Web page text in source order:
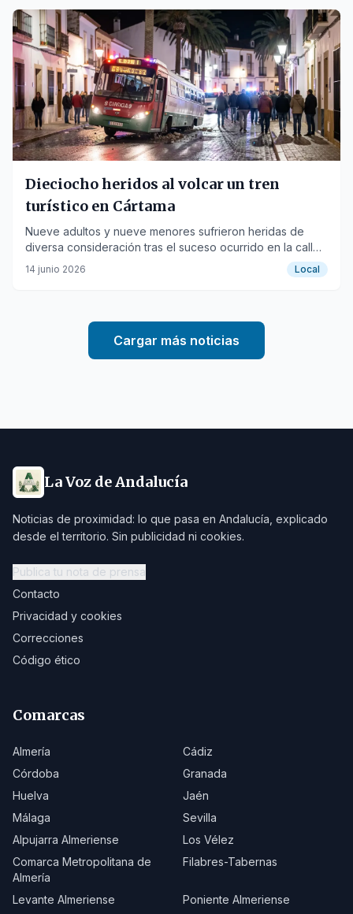
Dieciocho heridos al volcar un tren
turístico en Cártama
Nueve adultos y nueve menores sufrieron heridas de
diversa consideración tras el suceso ocurrido en la calle
Santo Cristo.
14 junio 2026 Local
Cargar más noticias
La Voz de Andalucía
Noticias de proximidad: lo que pasa en Andalucía, explicado
desde el territorio. Sin publicidad ni cookies.
Publica tu nota de prensa
Contacto
Privacidad y cookies
Correcciones
Código ético
Comarcas
Almería
Cádiz
Córdoba
Granada
Huelva
Jaén
Málaga
Sevilla
Alpujarra Almeriense
Los Vélez
Comarca Metropolitana de
Almería
Filabres-Tabernas
Levante Almeriense
Poniente Almeriense